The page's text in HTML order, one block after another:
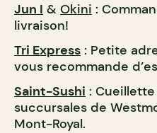
Jun I & Okini :
livraison!
Tri Express : Petite
vous recommande
Saint-Sushi :
succursales de
Mont-Royal.